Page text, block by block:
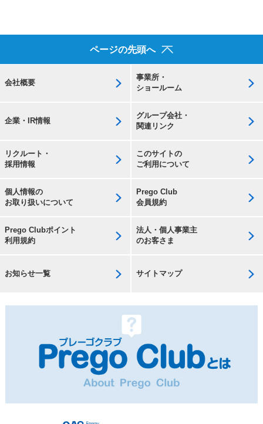
ページの先頭へ
会社概要
事業所・
ショールーム
企業・IR情報
グループ会社・
関連リンク
リクルート・
採用情報
このサイトの
ご利用について
個人情報の
お取り扱いについて
Prego Club
会員規約
Prego Clubポイント
利用規約
法人・個人事業主
のお客さま
お知らせ一覧 サイトマップ